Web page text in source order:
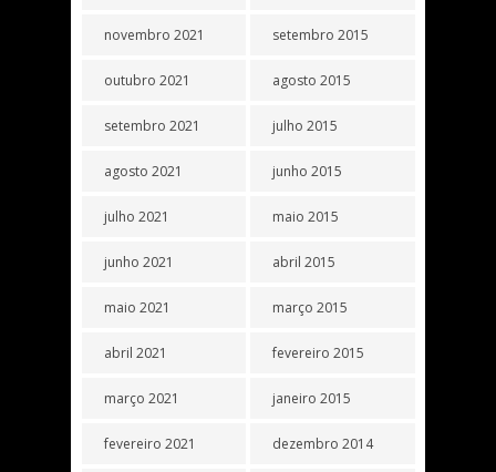
novembro 2021
outubro 2021
setembro 2021
agosto 2021
julho 2021
junho 2021
maio 2021
abril 2021
março 2021
fevereiro 2021
setembro 2015
agosto 2015
julho 2015
junho 2015
maio 2015
abril 2015
março 2015
fevereiro 2015
janeiro 2015
dezembro 2014